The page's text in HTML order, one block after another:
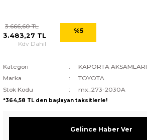
3.666,60 TL
3.483,27 TL
Kdv Dahil
%5
Kategori KAPORTA AKSAMLARI
Marka
TOYOTA
Stok Kodu
mx_273-2030A
*364,58 TL den başlayan taksitlerle!
Gelince Haber Ver